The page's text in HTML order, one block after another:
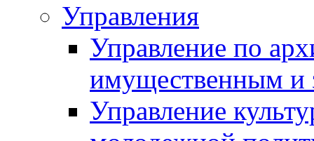
Управления
Управление по
имущественным и
Управление